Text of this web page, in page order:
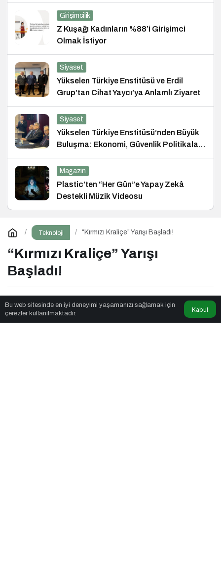
Girişimcilik
Z Kuşağı Kadınların %88’i Girişimci
Olmak İstiyor
Siyaset
Yükselen Türkiye Enstitüsü ve Erdil
Grup’tan Cihat Yaycı’ya Anlamlı Ziyaret
Siyaset
Yükselen Türkiye Enstitüsü’nden Büyük
Buluşma: Ekonomi, Güvenlik Politikaları
ve Hukuk Konferansı
Magazin
Plastic’ten “Her Gün”e Yapay Zekâ
Destekli Müzik Videosu
Teknoloji “Kırmızı Kraliçe” Yarışı Başladı!
“Kırmızı Kraliçe” Yarışı
Başladı!
Qibsattarafından yayınlandı
4dk, 41sn
Bu web sitesinde en iyi deneyimi yaşamanızı sağlamak için
çerezler kullanılmaktadır.
Kabul